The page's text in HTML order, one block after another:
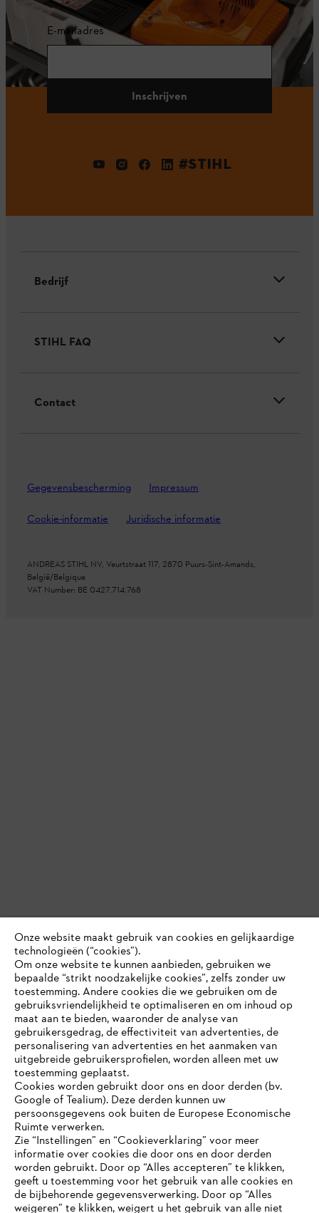
E-mailadres
Inschrijven
#STIHL
Bedrijf
STIHL FAQ
Contact
Gegevensbescherming Impressum
Cookie-informatie Juridische informatie
ANDREAS STIHL NV, Veurtstraat 117, 2870 Puurs-Sint-Amands,
België/Belgique
VAT Number: BE 0427.714.768
JE BROWSER WORDT NIET
ONDERSTEUND
Onze website maakt gebruik van cookies en gelijkaardige
technologieën (“cookies”).
Om onze website te kunnen aanbieden, gebruiken we
bepaalde “strikt noodzakelijke cookies”, zelfs zonder uw
toestemming. Andere cookies die we gebruiken om de
gebruiksvriendelijkheid te optimaliseren en om inhoud op
maat aan te bieden, waaronder de analyse van
gebruikersgedrag, de effectiviteit van advertenties, de
personalisering van advertenties en het aanmaken van
uitgebreide gebruikersprofielen, worden alleen met uw
toestemming geplaatst.
Cookies worden gebruikt door ons en door derden (bv.
Google of Tealium). Deze derden kunnen uw
persoonsgegevens ook buiten de Europese Economische
Ruimte verwerken.
Zie “Instellingen” en “Cookieverklaring” voor meer
informatie over cookies die door ons en door derden
worden gebruikt. Door op “Alles accepteren” te klikken,
geeft u toestemming voor het gebruik van alle cookies en
de bijbehorende gegevensverwerking. Door op “Alles
weigeren” te klikken, weigert u het gebruik van alle niet